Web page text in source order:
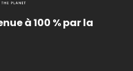
à 100 % par la